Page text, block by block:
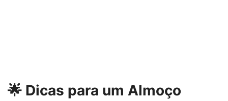
🌟 Dicas para um Almoço